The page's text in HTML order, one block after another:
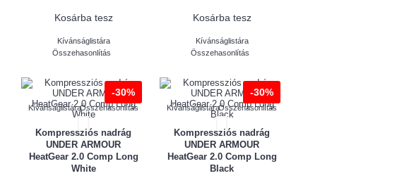
Kosárba tesz
Kívánságlistára
Összehasonlítás
Kosárba tesz
Kívánságlistára
Összehasonlítás
-30%
KívánságlistáraÖsszehasonlítás
Kompressziós nadrág
UNDER ARMOUR
HeatGear 2.0 Comp Long
White
-30%
KívánságlistáraÖsszehasonlítás
Kompressziós nadrág
UNDER ARMOUR
HeatGear 2.0 Comp Long
Black